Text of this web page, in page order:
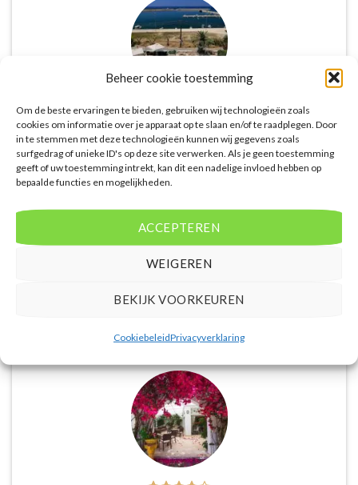
Beheer cookie toestemming
Om de beste ervaringen te bieden, gebruiken wij technologieën zoals
cookies om informatie over je apparaat op te slaan en/of te raadplegen. Door
in te stemmen met deze technologieën kunnen wij gegevens zoals
surfgedrag of unieke ID's op deze site verwerken. Als je geen toestemming
geeft of uw toestemming intrekt, kan dit een nadelige invloed hebben op
bepaalde functies en mogelijkheden.
ACCEPTEREN
WEIGEREN
BEKIJK VOORKEUREN
CookiebeleidPrivacyverklaring
De website biedt een groot aanbod van lastminute
deals naar diverse populaire
vakantiebestemmingen. Met handige filters kun je
eenvoudig zoeken op reisduur, bestemming en
continu vergeleken met andere aanbieders. Je hebt
dus altijd de garantie dat je de beste deal te pakken